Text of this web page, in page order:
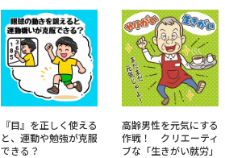
『目』を正しく使える
と、運動や勉強が克服
できる？
高齢男性を元気にする
作戦！ クリエーティ
ブな「生きがい就労」